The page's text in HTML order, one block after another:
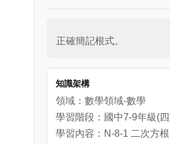
正確簡記根式。
知識架構
領域：數學領域-數學
學習階段：國中7-9年級(
學習內容：N-8-1 二次方